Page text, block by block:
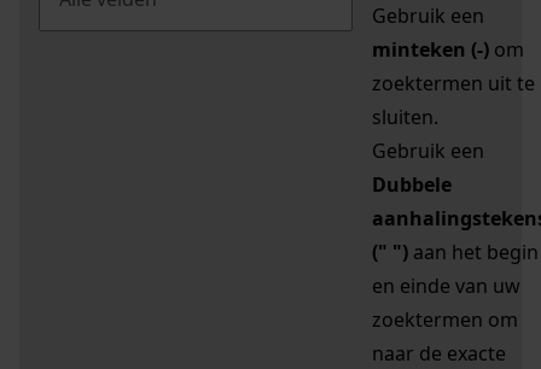
Gebruik een
minteken (-) om
zoektermen uit te
sluiten.
Gebruik een
Dubbele
(" ") aan het begin
en einde van uw
zoektermen om
naar de exacte